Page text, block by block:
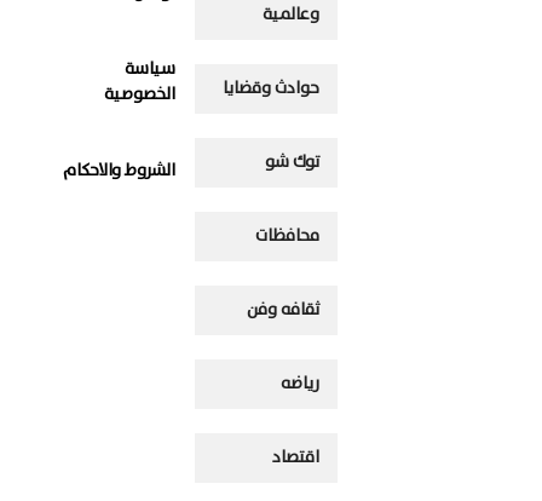
وعالمية
حوادث وقضايا
توك شو
محافظات
ثقافه وفن
رياضه
اقتصاد
سياسة
الخصوصية
الشروط والاحكام